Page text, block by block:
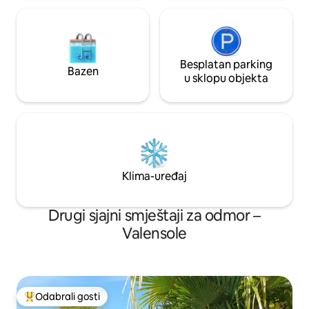
Bazen
Besplatan parking
u sklopu objekta
Klima-uređaj
Drugi sjajni smještaji za odmor –
Valensole
Među najviše rangiranima s oznakom „Odabrali gosti”
Odabrali gosti